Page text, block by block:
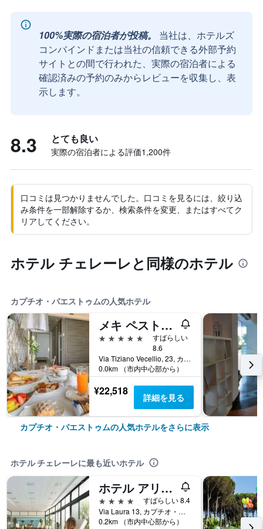
100%実際の宿泊者が投稿。
当社は、ホテルズ
コンバインドまたは当社の信頼できる外部予約
サイトとの間で行われた、実際の宿泊者による
確認済みの予約のみからレビューを収集し、表
示します。
8.3 とても良い
実際の宿泊者による評価1,200​件
口コミは見つかりませんでした。口コミを見るには、絞り込
み条件を一部解除するか、検索条件を変更、またはすべてク
リアしてください。
ホテル チェレーレと同様のホテル
カプチオ・パエストゥムの人気ホテル
メキ ペストゥム オテル
5つ星
すばらしい
8.6
Via Tiziano Vecellio, 23, カプチオ・パエストゥム, サレルノ県, イタリア
0.0km （市内中心部から）
¥22,518 詳細を見る
カプチオ・パエストゥムの人気ホテルをさらに表示
ホテル チェレーレに最も近いホテル
ホテル アリストン
4つ星
すばらしい 8.4
Via Laura 13, カプチオ・パエストゥム, サレルノ県, イタリア
0.2km （市内中心部から）